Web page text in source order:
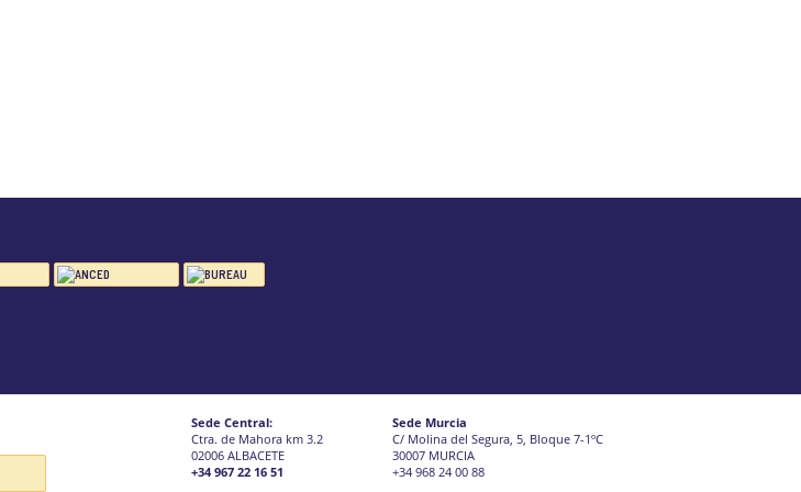
Sede Central:
Ctra. de Mahora km 3.2
02006 ALBACETE
+34 967 22 16 51
Sede Murcia
C/ Molina del Segura, 5, Bloque 7-1ºC
30007 MURCIA
+34 968 24 00 88